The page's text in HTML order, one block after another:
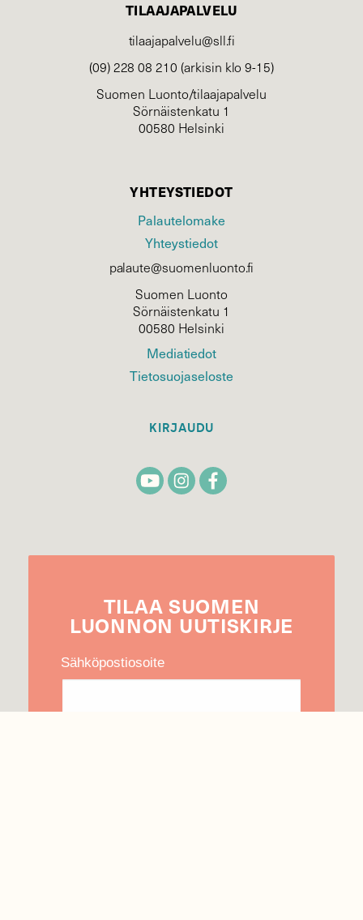
TILAAJAPALVELU
tilaajapalvelu@sll.fi
(09) 228 08 210 (arkisin klo 9-15)
Suomen Luonto/tilaajapalvelu
Sörnäistenkatu 1
00580 Helsinki
YHTEYSTIEDOT
Palautelomake
Yhteystiedot
palaute@suomenluonto.fi
Suomen Luonto
Sörnäistenkatu 1
00580 Helsinki
Mediatiedot
Tietosuojaseloste
KIRJAUDU
TILAA SUOMEN
LUONNON UUTIS­KIRJE
Sähköpostiosoite